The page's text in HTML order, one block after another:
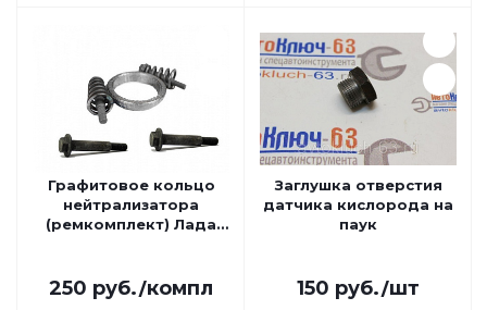
Графитовое кольцо
нейтрализатора
(ремкомплект) Лада
250 руб./компл
Заглушка отверстия
датчика кислорода на
паук
150 руб./шт